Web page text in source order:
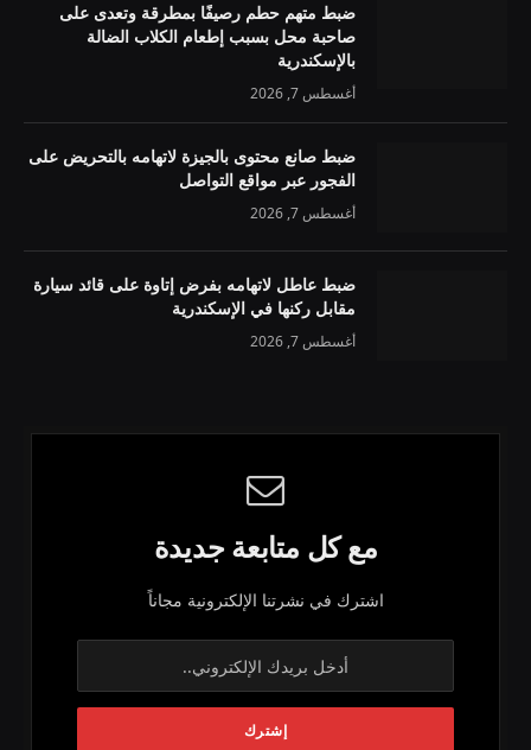
ضبط متهم حطم رصيفًا بمطرقة وتعدى على
صاحبة محل بسبب إطعام الكلاب الضالة
بالإسكندرية
أغسطس 7, 2026
ضبط صانع محتوى بالجيزة لاتهامه بالتحريض على
الفجور عبر مواقع التواصل
أغسطس 7, 2026
ضبط عاطل لاتهامه بفرض إتاوة على قائد سيارة
مقابل ركنها في الإسكندرية
أغسطس 7, 2026
مع كل متابعة جديدة
اشترك في نشرتنا الإلكترونية مجاناً